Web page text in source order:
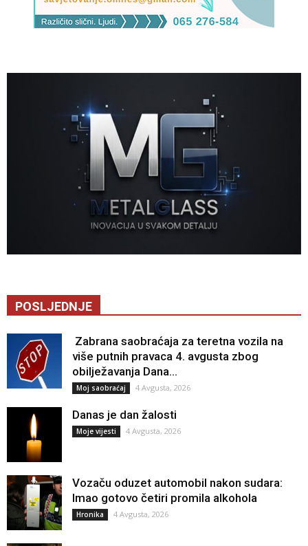
POSLJEDNJE
Zabrana saobraćaja za teretna vozila na
više putnih pravaca 4. avgusta zbog
obilježavanja Dana...
Moj saobraćaj 4 Avgusta, 2026
Danas je dan žalosti
Moje vijesti 4 Avgusta, 2026
Vozaču oduzet automobil nakon sudara:
Imao gotovo četiri promila alkohola
Hronika 4 Avgusta, 2026